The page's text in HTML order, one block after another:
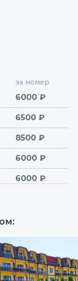
за номер
6000 ₽
6500 ₽
8500 ₽
6000 ₽
6000 ₽